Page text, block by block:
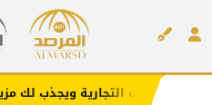
ويجذب لك مزيدًا من العملاء